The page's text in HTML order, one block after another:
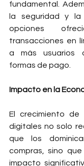
fundamental.
la seguridad y
opciones
transacciones en
a más usuarios
formas de pago.
Impacto en la
El crecimiento de
digitales no solo
que los
compras, sino
impacto